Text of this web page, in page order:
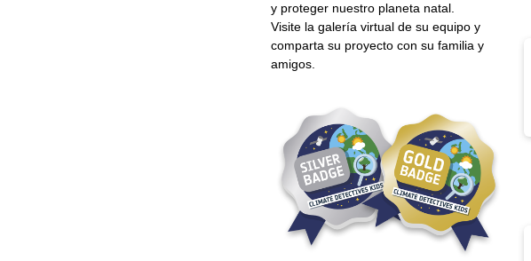
y proteger nuestro planeta natal.
Visite la galería virtual de su equipo y
comparta su proyecto con su familia y
amigos.